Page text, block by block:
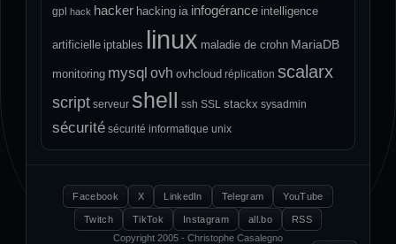
gpl
hack hacker hacking ia infogérance intelligence
artificielle iptables linux maladie de crohn MariaDB
monitoring mysql ovh ovhcloud réplication scalarx
script serveur shell ssh SSL stackx sysadmin
sécurité sécurité informatique unix
Facebook X LinkedIn Telegram YouTube
Twitch TikTok Instagram all.bo
RSS
Copyright 2005 - Christophe Casalegno